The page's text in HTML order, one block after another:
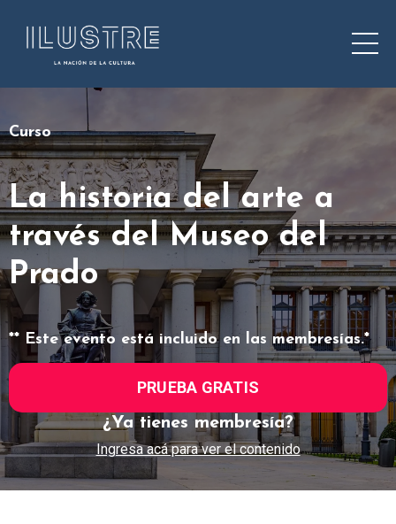
Curso
La historia del arte a
través del Museo del
Prado
** Este evento está incluido en las membresías.*
PRUEBA GRATIS
¿Ya tienes membresía?
Ingresa acá para ver el contenido